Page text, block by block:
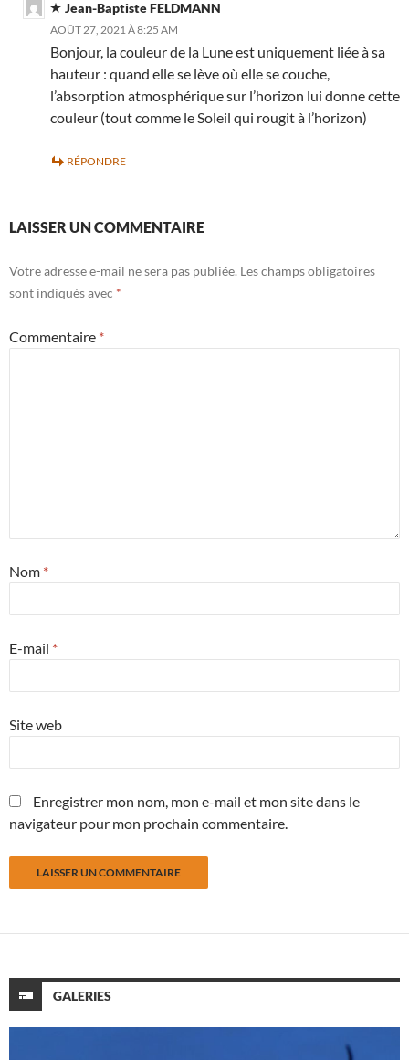
Jean-Baptiste FELDMANN
AOÛT 27, 2021 À 8:25 AM
Bonjour, la couleur de la Lune est uniquement liée à sa
hauteur : quand elle se lève où elle se couche,
l’absorption atmosphérique sur l’horizon lui donne cette
couleur (tout comme le Soleil qui rougit à l’horizon)
RÉPONDRE
LAISSER UN COMMENTAIRE
Votre adresse e-mail ne sera pas publiée. Les champs obligatoires
sont indiqués avec *
Commentaire *
Nom *
E-mail *
Site web
Enregistrer mon nom, mon e-mail et mon site dans le
navigateur pour mon prochain commentaire.
GALERIES